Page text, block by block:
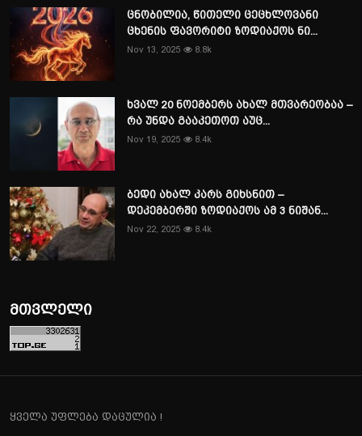
ცნობილია, წითელი ცეცხლოვანი
ცხენის ფავორიტი ზოდიაქოს ნი...
Nov 13, 2025 8.8k
ხვალ 20 ნოემბერს ახალ მთვარეობაა –
რა უნდა გააკეთოთ აუც...
Nov 19, 2025 8.4k
ბედი ახალ კარს გიხსნით –
დეკემბერში ზოდიაქოს ამ 3 ნიშან...
Nov 22, 2025 8.4k
მთვლელი
ყველა უფლება დაცულია !